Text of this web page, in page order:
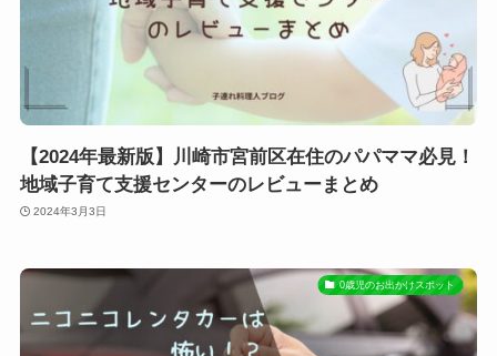
【2024年最新版】川崎市宮前区在住のパパママ必見！
地域子育て支援センターのレビューまとめ
2024年3月3日
0歳児のお出かけスポット